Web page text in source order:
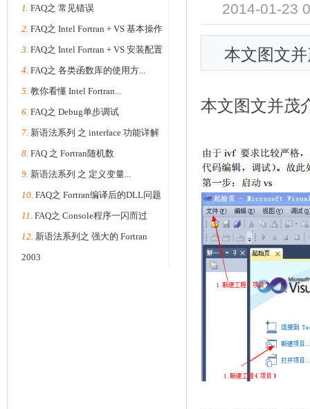
1. FAQ之 常见错误
2. FAQ之 Intel Fortran + VS 基本操作
3. FAQ之 Intel Fortran + VS 安装配置
4. FAQ之 各类函数库的使用方...
5. 教你看懂 Intel Fortran...
6. FAQ之 Debug单步调试
7. 新语法系列 之 interface 功能详解
8. FAQ 之 Fortran随机数
9. 新语法系列 之 定义变量...
10. FAQ之 Fortran编译后的DLL问题
11. FAQ之 Console程序一闪而过
12. 新语法系列之 强大的 Fortran
2003
2014-01-23
本文图文
本文图文并茂